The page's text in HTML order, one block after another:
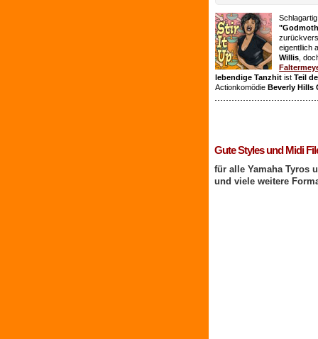
eigentllich
Willis ,
lebendige Tanzhit ist Teil
Actionkomödie Beverly Hills
Gute Styles und Midi
für alle Yamaha Tyros
und viele weitere